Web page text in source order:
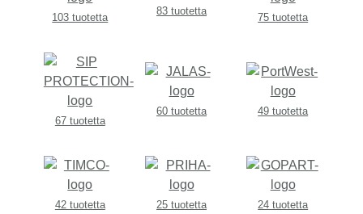
103 tuotetta
83 tuotetta
75 tuotetta
67 tuotetta
60 tuotetta 49 tuotetta
42 tuotetta 25 tuotetta 24 tuotetta